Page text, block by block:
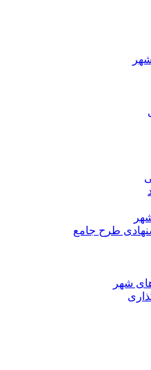
طرح جامع
شهر